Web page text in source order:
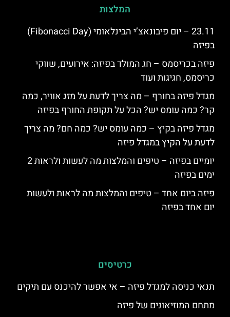
המלצות
23.11 – יום פיבונאצ’י הבינלאומי (Fibonacci Day)
בפיזה
פיזה בכריסמס – חג המולד בפיזה: אירועים, שווקי
כריסמס, חגיגות ועוד
מגדל פיזה בחורף – מה צריך לדעת על מזג אוויר, כמה
קר? כמה עומס יש? הכל על תקופת החורף בפיזה
מגדל פיזה בקיץ – כמה עומס יש? כמה חם? מה צריך
לדעת על הקיץ במגדל פיזה
יומיים בפיזה – טיפים והמלצות מה לעשות ולראות 2
ימים בפיזה
פיזה ביום אחד – טיפים והמלצות מה לראות ולעשות
יום אחד בפיזה
כרטיסים
תנאי כניסה למגדל פיזה – אי אפשר להיכנס עם תיקים
מתחם המוזיאונים של פיזה